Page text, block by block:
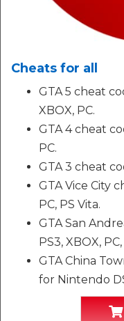
Cheats for all
GTA 5 cheat
XBOX, PC.
GTA 4 cheat
PC.
GTA 3 cheat
GTA Vice City
PC, PS Vita.
GTA San
PS3, XBOX,
GTA China
for Nintendo